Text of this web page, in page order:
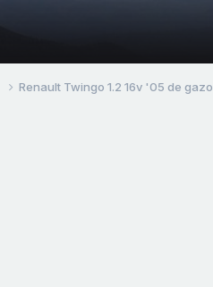
Renault Twingo 1.2 16v '05 de gazo